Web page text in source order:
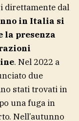
direttamente dal
in Italia si
la presenza
. Nel 2022 a
due
stati trovati in
una fuga in
Nell’autunno